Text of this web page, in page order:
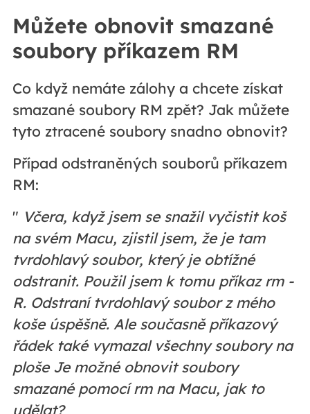
Můžete obnovit smazané
soubory příkazem RM
Co když nemáte zálohy a chcete získat
smazané soubory RM zpět? Jak můžete
tyto ztracené soubory snadno obnovit?
Případ odstraněných souborů příkazem
RM:
" Včera, když jsem se snažil vyčistit koš
na svém Macu, zjistil jsem, že je tam
tvrdohlavý soubor, který je obtížné
odstranit. Použil jsem k tomu příkaz rm -
R. Odstraní tvrdohlavý soubor z mého
koše úspěšně. Ale současně příkazový
řádek také vymazal všechny soubory na
ploše Je možné obnovit soubory
smazané pomocí rm na Macu, jak to
udělat?